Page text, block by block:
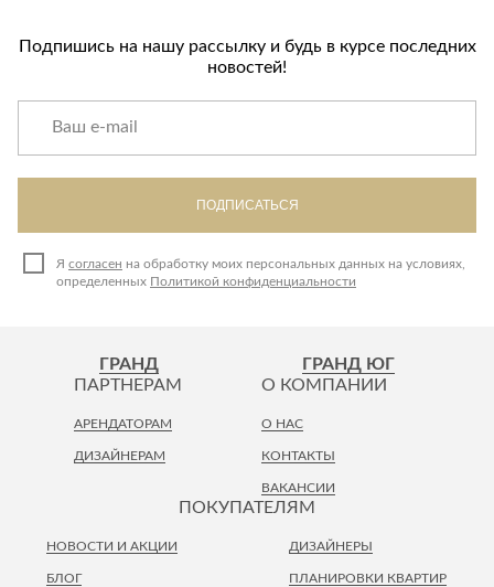
Подпишись на нашу рассылку и будь в курсе последних
новостей!
ПОДПИСАТЬСЯ
Я согласен на обработку моих персональных данных на условиях,
определенных Политикой конфиденциальности
ГРАНД ГРАНД ЮГ
ПОКУПАТЕЛЯМ
НОВОСТИ И АКЦИИ
ПЛАНИРОВКИ КВАРТИР
БЛОГ
ДИЗАЙНЕРЫ
ПАРТНЕРАМ
АРЕНДАТОРАМ
ДИЗАЙНЕРАМ
О КОМПАНИИ
О НАС
КОНТАКТЫ
ВАКАНСИИ